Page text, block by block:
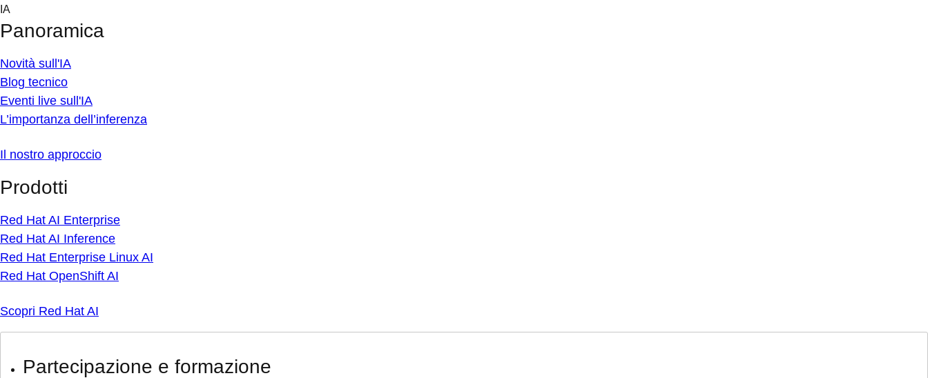
Skip
content
IA
Panoramica
Novità sull'IA
Blog tecnico
Eventi live sull'IA
L’importanza dell’inferenza
Il nostro approccio
Prodotti
Red Hat AI Enterprise
Red Hat AI Inference
Red Hat Enterprise Linux AI
Red Hat OpenShift AI
Scopri Red Hat AI
Partecipazione e formazione